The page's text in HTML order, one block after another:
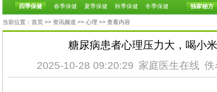
四季保健
春季保健 夏季保健 秋季保健 冬季保健
独家秘方
当前位置： 首页 >> 资讯频道 >> 心理 >> 查看内容
糖尿病患者心理压力大，喝小
2025-10-28 09:20:29 家庭医生在线 佚